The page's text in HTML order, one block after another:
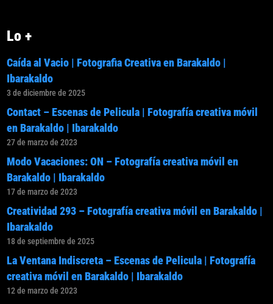
Lo +
Caída al Vacio | Fotografia Creativa en Barakaldo |
Ibarakaldo
3 de diciembre de 2025
Contact – Escenas de Pelicula | Fotografía creativa móvil
en Barakaldo | Ibarakaldo
27 de marzo de 2023
Modo Vacaciones: ON – Fotografía creativa móvil en
Barakaldo | Ibarakaldo
17 de marzo de 2023
Creatividad 293 – Fotografía creativa móvil en Barakaldo |
Ibarakaldo
18 de septiembre de 2025
La Ventana Indiscreta – Escenas de Pelicula | Fotografía
creativa móvil en Barakaldo | Ibarakaldo
12 de marzo de 2023